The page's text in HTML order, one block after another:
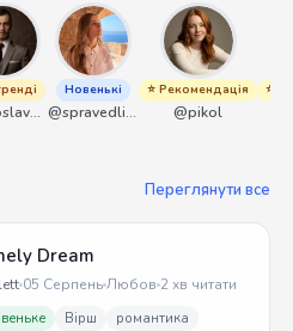
@miroslavmaniyk
Новенькі
@spravedliwa
⭐ Рекомендація
@pikol
⭐
Переглянути все
Dream
05 СерпеньЛюбов 2 хв читати
Вірш романтика